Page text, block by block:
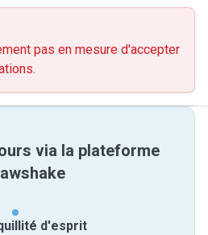
pas en mesure d'accepter
via la plateforme
d'esprit